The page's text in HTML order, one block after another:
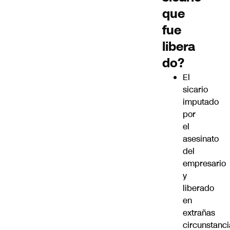
que
fue
libera
do?
El
sicario
imputado
por
el
asesinato
del
empresario
y
liberado
en
extrañas